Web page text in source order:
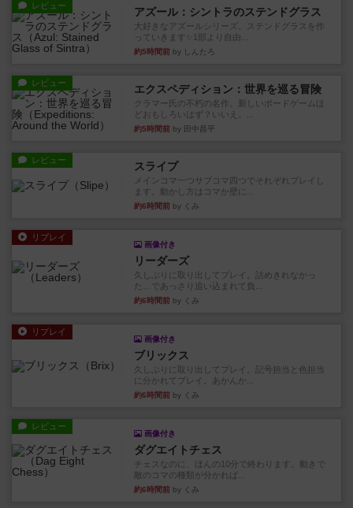
レビュー アズール：シントラのステンドグラス
大好きなアズールシリーズ。ステンドグラスを作
っていきます✨1部より自由...
約5時間前 by しんたろ
レビュー エクスペディション：世界を巡る冒険
クラマー氏の不朽の名作。新しいボードゲームほ
どおもしろいはず？いいえ。...
約5時間前 by 田中昌平
レビュー スライプ
メインコマ一つサブコマ四つでそれぞれプレイし
ます。動かし方はコマか壁に...
約6時間前 by くみ
リプレイ
画像付き
リーダーズ
久しぶりに取り出してプレイ。詰めきれなかっ
た…であっさり追い込まれて負...
約6時間前 by くみ
リプレイ
画像付き
ブリックス
久しぶりに取り出してプレイ。記号担当と色担当
に分かれてプレイ。あかんか...
約6時間前 by くみ
レビュー
画像付き
ダグエイトチェス
チェスなのに、ほんの10分で終わります。動きで
敵のコマの種類が分かれば...
約6時間前 by くみ